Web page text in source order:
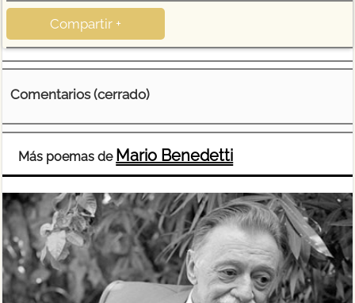
Compartir +
Comentarios (cerrado)
Más poemas de Mario Benedetti